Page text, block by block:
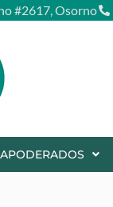
#2617, Osorno
APODERADOS